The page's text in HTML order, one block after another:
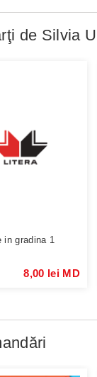
de Silvia
in gradina 1
8,00 lei MD